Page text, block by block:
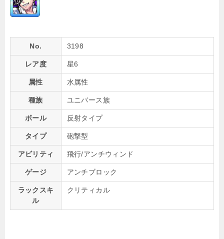
No. 3198
レア度 星6
属性 水属性
種族 ユニバース族
ボール 反射タイプ
タイプ 砲撃型
アビリティ 飛行/アンチウィンド
ゲージ アンチブロック
ラックスキ
ル
クリティカル